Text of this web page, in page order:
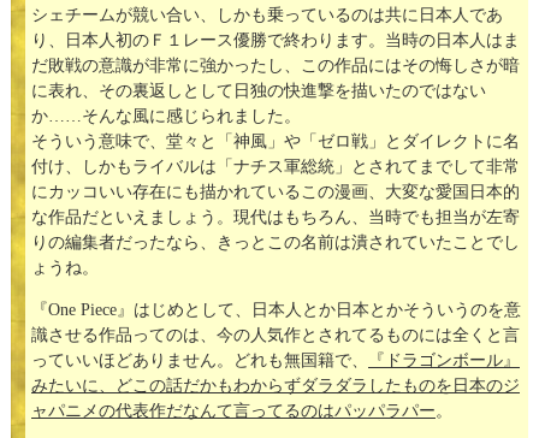
シェチームが競い合い、しかも乗っているのは共に日本人であ
り、日本人初のＦ１レース優勝で終わります。当時の日本人はま
だ敗戦の意識が非常に強かったし、この作品にはその悔しさが暗
に表れ、その裏返しとして日独の快進撃を描いたのではない
か……そんな風に感じられました。
そういう意味で、堂々と「神風」や「ゼロ戦」とダイレクトに名
付け、しかもライバルは「ナチス軍総統」とされてまでして非常
にカッコいい存在にも描かれているこの漫画、大変な愛国日本的
な作品だといえましょう。現代はもちろん、当時でも担当が左寄
りの編集者だったなら、きっとこの名前は潰されていたことでし
ょうね。
『One Piece』はじめとして、日本人とか日本とかそういうのを意
識させる作品ってのは、今の人気作とされてるものには全くと言
っていいほどありません。どれも無国籍で、
『ドラゴンボール』
みたいに、どこの話だかもわからずダラダラしたものを日本のジ
ャパニメの代表作だなんて言ってるのはパッパラパー。